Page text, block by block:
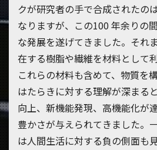
クが研究者の手で合成されたの
なりますが、この100 年余りの
な発展を遂げてきました。それ
在する樹脂や繊維を材料として
これらの材料も含めて、物質を
はたらきに対する理解が深まる
向上、新機能発現、高機能化が
豊かさが与えられてきました。
は人間生活に対する負の側面も